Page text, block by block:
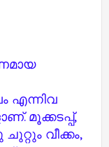
എന്നിവ
മൂക്കടപ്പ്,
വീക്കം,